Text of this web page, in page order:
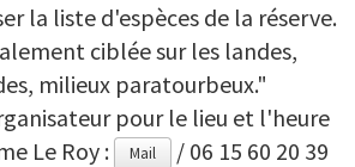
la liste d'espèces de la réserve.
ciblée sur les landes,
milieux paratourbeux."
pour le lieu et l'heure
Le Roy :
Mail / 06 15 60 20 39